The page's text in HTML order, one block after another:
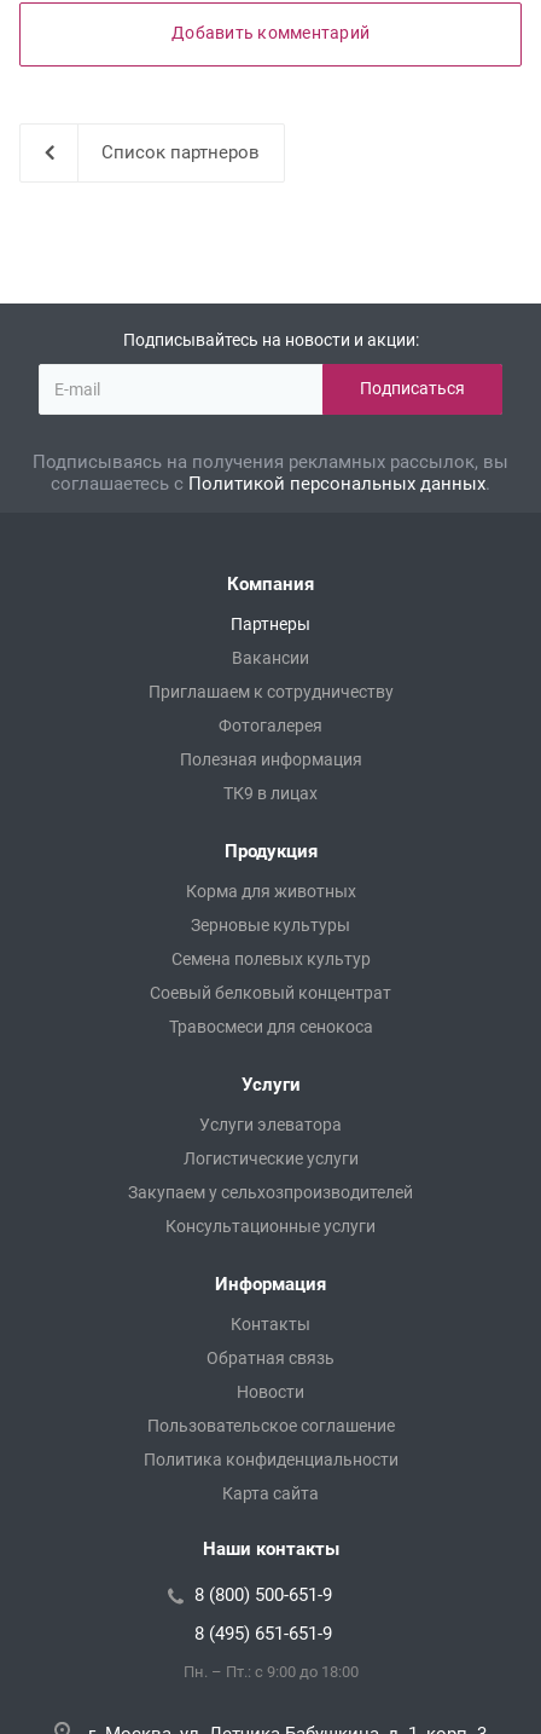
Добавить комментарий
Список партнеров
Подписывайтесь на новости и акции:
Подписываясь на получения рекламных рассылок, вы
соглашаетесь с Политикой персональных данных.
Компания
Партнеры
Вакансии
Приглашаем к сотрудничеству
Фотогалерея
Полезная информация
ТК9 в лицах
Продукция
Корма для животных
Зерновые культуры
Семена полевых культур
Соевый белковый концентрат
Травосмеси для сенокоса
Услуги
Услуги элеватора
Логистические услуги
Закупаем у сельхозпроизводителей
Консультационные услуги
Информация
Контакты
Обратная связь
Новости
Пользовательское соглашение
Политика конфиденциальности
Карта сайта
Наши контакты
8 (800) 500-651-9
8 (495) 651-651-9
Пн. – Пт.: с 9:00 до 18:00